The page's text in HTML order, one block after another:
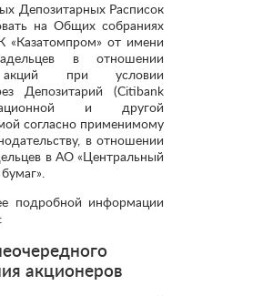
Депозитарных Расписок
на Общих собраниях
«Казатомпром» от имени
в отношении
акций при условии
Депозитарий (Citibank
и другой
согласно применимому
в отношении
в АО «Центральный
подробной информации
акционеров